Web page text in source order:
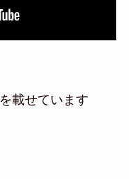
載せています